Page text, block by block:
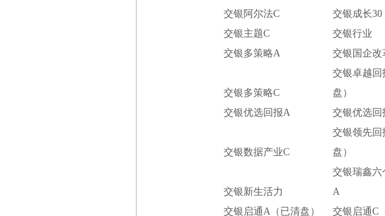
交银阿尔法C
交银成长30
交银主题C
交银行业
交银多策略A
交银国企改
交银多策略C
交银卓越回
盘）
交银优选回报A
交银优选回
交银数据产业C
交银领先回
盘）
交银新生活力
交银瑞鑫六
A
交银启通A（已清盘）
交银启通C